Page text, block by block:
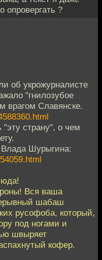
опровергать ?
об укрожурналисте
"гнилозубое
врагом Славянске.
"эту страну", о чем
Влада Шурыгина:
Вся ваша
шабаш
русофоба, который,
под ногами и
швыряет
кофер.